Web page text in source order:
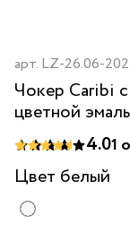
арт. LZ-26.06-202
Чокер Caribi
цветной
4.01
Цвет белый